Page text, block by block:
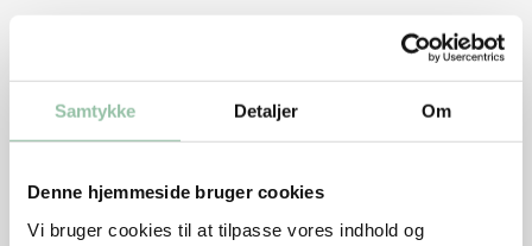
Samtykke Detaljer Om
Denne hjemmeside bruger cookies
Vi bruger cookies til at tilpasse vores indhold og
200 g grønne bønner gerne frosne
½ citron
Sådan gør du